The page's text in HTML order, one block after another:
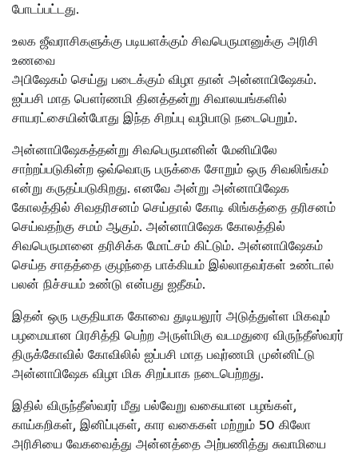
போடப்பட்டது.
உலக ஜீவராசிகளுக்கு படியளக்கும் சிவபெருமானுக்கு அரிசி
உணவை
அபிஷேகம் செய்து படைக்கும் விழா தான் அன்னாபிஷேகம்.
ஐப்பசி மாத பௌர்ணமி தினத்தன்று சிவாலயங்களில்
சாயரட்சையின்போது இந்த சிறப்பு வழிபாடு நடைபெறும்.
அன்னாபிஷேகத்தன்று சிவபெருமானின் மேனியிலே
சாற்றப்படுகின்ற ஒவ்வொரு பருக்கை சோறும் ஒரு சிவலிங்கம்
என்று கருதப்படுகிறது. எனவே அன்று அன்னாபிஷேக
கோலத்தில் சிவதரிசனம் செய்தால் கோடி லிங்கத்தை தரிசனம்
செய்வதற்கு சமம் ஆகும். அன்னாபிஷேக கோலத்தில்
சிவபெருமானை தரிசிக்க மோட்சம் கிட்டும். அன்னாபிஷேகம்
செய்த சாதத்தை குழந்தை பாக்கியம் இல்லாதவர்கள் உண்டால்
பலன் நிச்சயம் உண்டு என்பது ஐதீகம்.
இதன் ஒரு பகுதியாக கோவை துடியலூர் அடுத்துள்ள மிகவும்
பழமையான பிரசித்தி பெற்ற அருள்மிகு வடமதுரை விருந்தீஸ்வரர்
திருக்கோவில் கோவிலில் ஐப்பசி மாத பவுர்ணமி முன்னிட்டு
அன்னாபிஷேக விழா மிக சிறப்பாக நடைபெற்றது.
இதில் விருந்தீஸ்வரர் மீது பல்வேறு வகையான பழங்கள்,
காய்கறிகள், இனிப்புகள், கார வகைகள் மற்றும் 50 கிலோ
அரிசியை வேகவைத்து அன்னத்தை அற்பணித்து சுவாமியை